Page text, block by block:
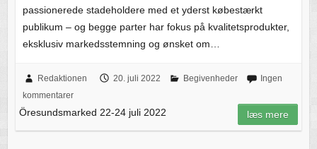
passionerede stadeholdere med et yderst købestærkt
publikum – og begge parter har fokus på kvalitetsprodukter,
eksklusiv markedsstemning og ønsket om…
Redaktionen 20. juli 2022 Begivenheder
Ingen
kommentarer
Öresundsmarked 22-24 juli 2022 læs mere